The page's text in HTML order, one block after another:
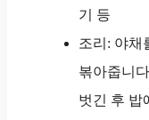
기 등
조리: 야채
볶아줍니
벗긴 후 밥